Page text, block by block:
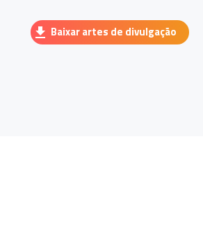
Baixar artes de divulgação